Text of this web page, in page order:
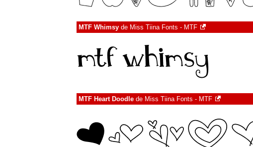
MTF Whimsy de Miss Tiina Fonts - MTF
MTF Heart Doodle de Miss Tiina Fonts - MTF